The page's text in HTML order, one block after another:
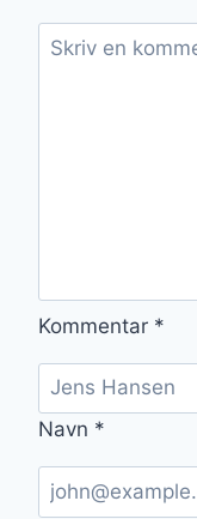
Kommentar *
Navn *